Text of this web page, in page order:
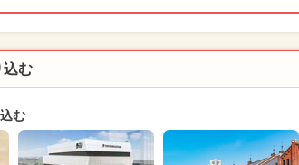
込む
む